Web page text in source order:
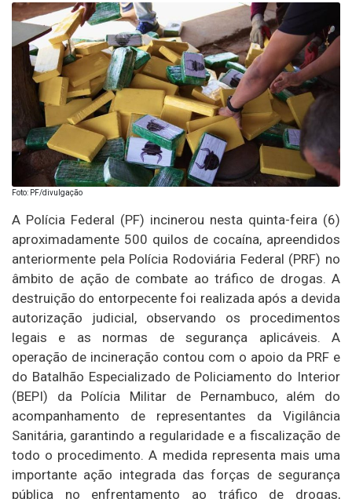
Foto: PF/divulgação
A Polícia Federal (PF) incinerou nesta quinta-feira (6)
aproximadamente 500 quilos de cocaína, apreendidos
anteriormente pela Polícia Rodoviária Federal (PRF) no
âmbito de ação de combate ao tráfico de drogas. A
destruição do entorpecente foi realizada após a devida
autorização judicial, observando os procedimentos
legais e as normas de segurança aplicáveis. A
operação de incineração contou com o apoio da PRF e
do Batalhão Especializado de Policiamento do Interior
(BEPI) da Polícia Militar de Pernambuco, além do
acompanhamento de representantes da Vigilância
Sanitária, garantindo a regularidade e a fiscalização de
todo o procedimento. A medida representa mais uma
importante ação integrada das forças de segurança
pública no enfrentamento ao tráfico de drogas,